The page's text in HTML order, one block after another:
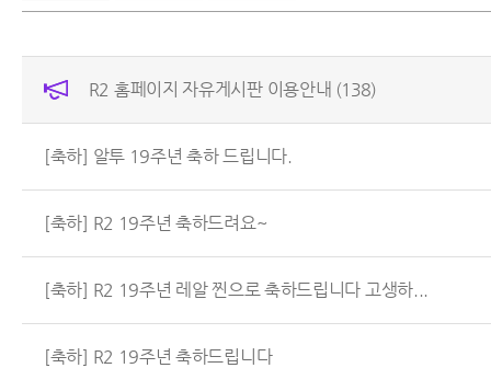
R2 홈페이지 자유게시판 이용안내 (138)
[축하] 알투 19주년 축하 드립니다.
[축하] R2 19주년 축하드려요~
[축하] R2 19주년 레알 찐으로 축하드립니다 고생하...
[축하] R2 19주년 축하드립니다